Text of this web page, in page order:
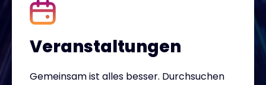
Veranstaltungen
Gemeinsam ist alles besser. Durchsuchen